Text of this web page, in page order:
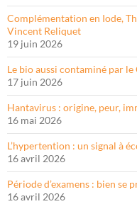
Complémentation en Iode,
Vincent Reliquet
19 juin 2026
Le bio aussi contaminé par le
17 juin 2026
Hantavirus : origine, peur,
16 mai 2026
L’hypertention : un signal à
16 avril 2026
Période d’examens : bien se
16 avril 2026